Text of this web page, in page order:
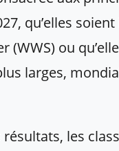
qu’elles
(WWS) ou
larges,
résultats, les